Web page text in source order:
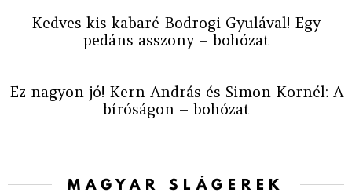
Kedves kis kabaré Bodrogi Gyulával! Egy
pedáns asszony – bohózat
Ez nagyon jó! Kern András és Simon Kornél: A
bíróságon – bohózat
MAGYAR SLÁGEREK